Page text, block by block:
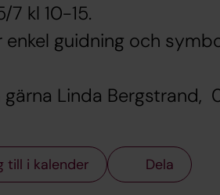
7 kl 10-15.
enkel guidning och
Linda Bergstrand,
till i kalender Dela